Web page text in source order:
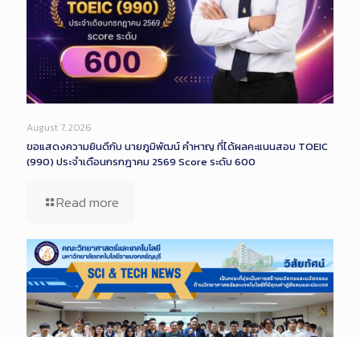
August 7, 2026
ขอแสดงความยินดีกับ นายภูมิพัฒน์ คำหาญ ที่ได้ผลคะแนนสอบ TOEIC
(990) ประจำเดือนกรกฎาคม 2569 Score ระดับ 600
Read more